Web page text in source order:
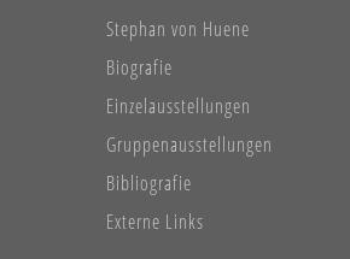
Stephan von Huene
Biografie
Einzelausstellungen
Gruppenausstellungen
Bibliografie
Externe Links